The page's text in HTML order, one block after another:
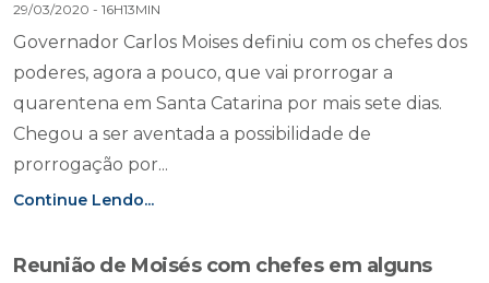
29/03/2020 - 16H13MIN
Governador Carlos Moises definiu com os chefes dos
poderes, agora a pouco, que vai prorrogar a
quarentena em Santa Catarina por mais sete dias.
Chegou a ser aventada a possibilidade de
prorrogação por...
Continue Lendo...
Reunião de Moisés com chefes em alguns